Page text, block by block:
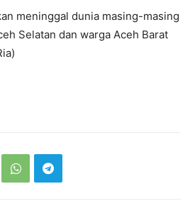
meninggal dunia masing-masing
Selatan dan warga Aceh Barat